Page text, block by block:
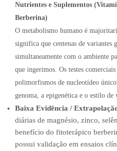
Nutrientes e Suplementos
Berberina)
O metabolismo humano é
significa que centenas de variantes
simultaneamente com o ambiente
que ingerimos. Os testes
polimorfismos de nucleotídeo
genoma, a epigenética e o estilo
Baixa Evidência /
diárias de magnésio, zinco,
benefício do fitoterápico
possui validação em ensaios